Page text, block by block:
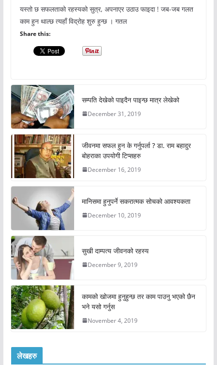
यस्तो छ सफलताको रहस्यको सुत्र, अपनाएर उठाउ फाइदा ! जब-जब गलत
काम हुन थाल्छ त्यहाँ विद्रोह शुरु हुन्छ । गतल
Share this:
सम्पति देखेको पाइदैन पाइन्छ मात्र लेखेको
December 31, 2019
जीवनमा सफल हुन के गर्नुपर्ला ? डा. राम बहादुर
बोहराका उपयोगी टिप्सहरु
December 16, 2019
मानिसमा हुनुपर्ने सकरात्मक सोचको आवश्यकता
December 10, 2019
सुखी दाम्पत्य जीवनको रहस्य
December 9, 2019
कामको खोजमा हुनुहुन्छ तर काम पाउनु भएको छैन
भने यसो गर्नुस
November 4, 2019
लेखहरु